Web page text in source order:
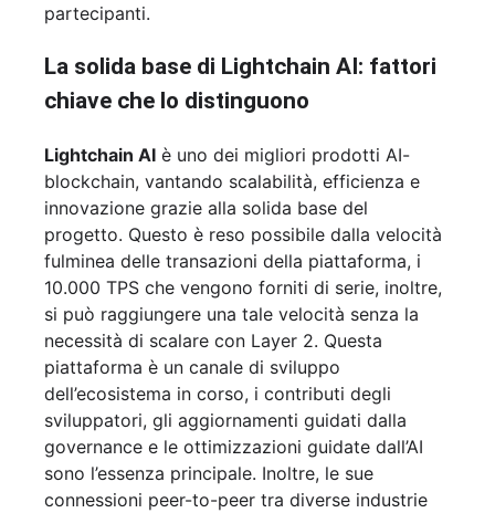
partecipanti.
La solida base di Lightchain AI: fattori
chiave che lo distinguono
Lightchain AI è uno dei migliori prodotti AI-
blockchain, vantando scalabilità, efficienza e
innovazione grazie alla solida base del
progetto. Questo è reso possibile dalla velocità
fulminea delle transazioni della piattaforma, i
10.000 TPS che vengono forniti di serie, inoltre,
si può raggiungere una tale velocità senza la
necessità di scalare con Layer 2. Questa
piattaforma è un canale di sviluppo
dell’ecosistema in corso, i contributi degli
sviluppatori, gli aggiornamenti guidati dalla
governance e le ottimizzazioni guidate dall’AI
sono l’essenza principale. Inoltre, le sue
connessioni peer-to-peer tra diverse industrie